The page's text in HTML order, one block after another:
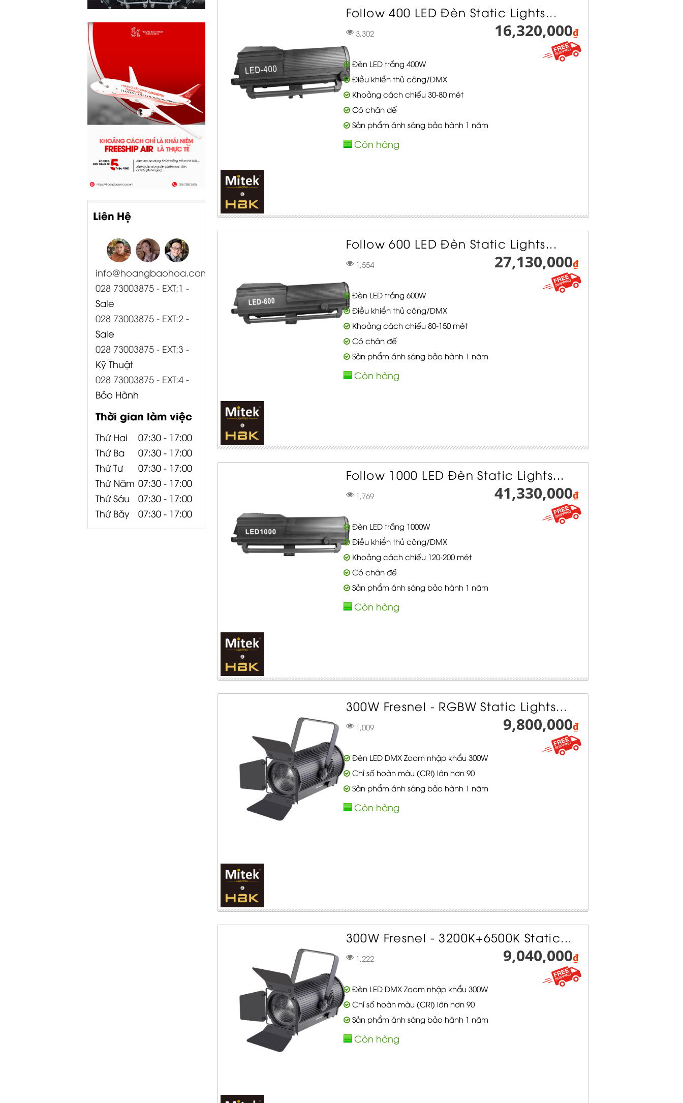
Liên Hệ
info@hoangbaohoa.com
028 73003875 - EXT:1 -
Sale
028 73003875 - EXT:2 -
Sale
028 73003875 - EXT:3 -
Kỹ Thuật
028 73003875 - EXT:4 -
Bảo Hành
Thời gian làm việc
Thứ Hai
07:30 - 17:00
Thứ Ba
07:30 - 17:00
Thứ Tư
07:30 - 17:00
Thứ Năm 07:30 - 17:00
Thứ Sáu
07:30 - 17:00
Thứ Bảy
07:30 - 17:00
Follow 400 LED Đèn Static Lights...
3,302 16,320,000₫
Đèn LED trắng 400W
Điều khiển thủ công/DMX
Khoảng cách chiếu 30-80 mét
Có chân đế
Sản phẩm ánh sáng bảo hành 1 năm
Còn hàng
Follow 600 LED Đèn Static Lights...
1,554 27,130,000₫
Đèn LED trắng 600W
Điều khiển thủ công/DMX
Khoảng cách chiếu 80-150 mét
Có chân đế
Sản phẩm ánh sáng bảo hành 1 năm
Còn hàng
Follow 1000 LED Đèn Static Lights...
1,769 41,330,000₫
Đèn LED trắng 1000W
Điều khiển thủ công/DMX
Khoảng cách chiếu 120-200 mét
Có chân đế
Sản phẩm ánh sáng bảo hành 1 năm
Còn hàng
300W Fresnel - RGBW Static Lights...
1,009 9,800,000₫
Đèn LED DMX Zoom nhập khẩu 300W
Chỉ số hoàn màu (CRI) lớn hơn 90
Sản phẩm ánh sáng bảo hành 1 năm
Còn hàng
300W Fresnel - 3200K+6500K Static...
1,222 9,040,000₫
Đèn LED DMX Zoom nhập khẩu 300W
Chỉ số hoàn màu (CRI) lớn hơn 90
Sản phẩm ánh sáng bảo hành 1 năm
Còn hàng